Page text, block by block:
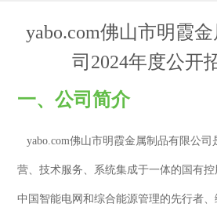
yabo.com佛山市明霞
司2024年度公开
一、公司简介
yabo.com佛山市明霞金属制品有限公
营、技术服务、系统集成于一体的国有
中国智能电网和综合能源管理的先行者